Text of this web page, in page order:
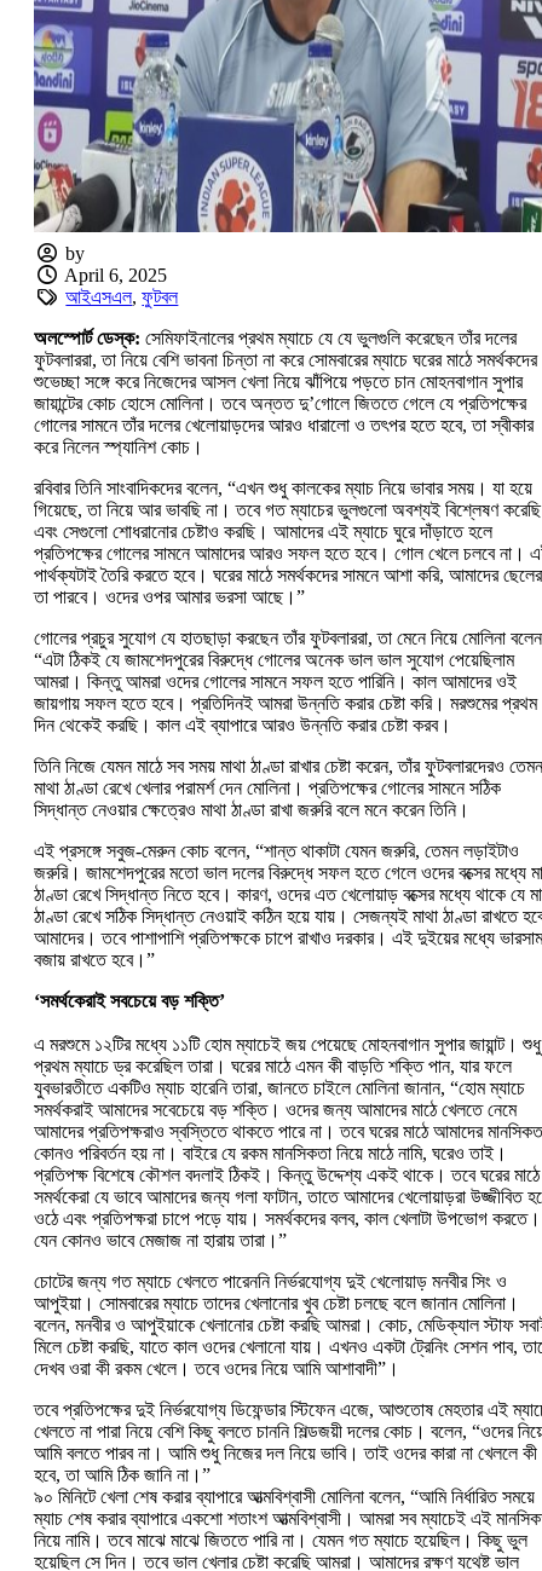
by
April 6, 2025
আইএসএল,ফুটবল
অলস্পোর্ট ডেস্ক: সেমিফাইনালের প্রথম ম্যাচে যে যে ভুলগুলি করেছেন তাঁর দলের
ফুটবলাররা, তা নিয়ে বেশি ভাবনা চিন্তা না করে সোমবারের ম্যাচে ঘরের মাঠে সমর্থকদের
শুভেচ্ছা সঙ্গে করে নিজেদের আসল খেলা নিয়ে ঝাঁপিয়ে পড়তে চান মোহনবাগান সুপার
জায়ান্টের কোচ হোসে মোলিনা। তবে অন্তত দু’গোলে জিততে গেলে যে প্রতিপক্ষের
গোলের সামনে তাঁর দলের খেলোয়াড়দের আরও ধারালো ও তৎপর হতে হবে, তা স্বীকার
করে নিলেন স্প্যানিশ কোচ।
রবিবার তিনি সাংবাদিকদের বলেন, “এখন শুধু কালকের ম্যাচ নিয়ে ভাবার সময়। যা হয়ে
গিয়েছে, তা নিয়ে আর ভাবছি না। তবে গত ম্যাচের ভুলগুলো অবশ্যই বিশ্লেষণ করেছি
এবং সেগুলো শোধরানোর চেষ্টাও করছি। আমাদের এই ম্যাচে ঘুরে দাঁড়াতে হলে
প্রতিপক্ষের গোলের সামনে আমাদের আরও সফল হতে হবে। গোল খেলে চলবে না।
পার্থক্যটাই তৈরি করতে হবে। ঘরের মাঠে সমর্থকদের সামনে আশা করি, আমাদের
তা পারবে। ওদের ওপর আমার ভরসা আছে।”
গোলের প্রচুর সুযোগ যে হাতছাড়া করছেন তাঁর ফুটবলাররা, তা মেনে নিয়ে মোলিনা
“এটা ঠিকই যে জামশেদপুরের বিরুদ্ধে গোলের অনেক ভাল ভাল সুযোগ পেয়েছিলাম
আমরা। কিন্তু আমরা ওদের গোলের সামনে সফল হতে পারিনি। কাল আমাদের ওই
জায়গায় সফল হতে হবে। প্রতিদিনই আমরা উন্নতি করার চেষ্টা করি। মরশুমের প্রথম
দিন থেকেই করছি। কাল এই ব্যাপারে আরও উন্নতি করার চেষ্টা করব।
তিনি নিজে যেমন মাঠে সব সময় মাথা ঠাণ্ডা রাখার চেষ্টা করেন, তাঁর ফুটবলারদেরও
মাথা ঠাণ্ডা রেখে খেলার পরামর্শ দেন মোলিনা। প্রতিপক্ষের গোলের সামনে সঠিক
সিদ্ধান্ত নেওয়ার ক্ষেত্রেও মাথা ঠাণ্ডা রাখা জরুরি বলে মনে করেন তিনি।
এই প্রসঙ্গে সবুজ-মেরুন কোচ বলেন, “শান্ত থাকাটা যেমন জরুরি, তেমন লড়াইটাও
জরুরি। জামশেদপুরের মতো ভাল দলের বিরুদ্ধে সফল হতে গেলে ওদের বক্সের মধ্যে
ঠাণ্ডা রেখে সিদ্ধান্ত নিতে হবে। কারণ, ওদের এত খেলোয়াড় বক্সের মধ্যে থাকে যে
ঠাণ্ডা রেখে সঠিক সিদ্ধান্ত নেওয়াই কঠিন হয়ে যায়। সেজন্যই মাথা ঠাণ্ডা রাখতে
আমাদের। তবে পাশাপাশি প্রতিপক্ষকে চাপে রাখাও দরকার। এই দুইয়ের মধ্যে
বজায় রাখতে হবে।”
‘সমর্থকেরাই সবচেয়ে বড় শক্তি’
এ মরশুমে ১২টির মধ্যে ১১টি হোম ম্যাচেই জয় পেয়েছে মোহনবাগান সুপার জায়ান্ট। শুধু
প্রথম ম্যাচে ড্র করেছিল তারা। ঘরের মাঠে এমন কী বাড়তি শক্তি পান, যার ফলে
যুবভারতীতে একটিও ম্যাচ হারেনি তারা, জানতে চাইলে মোলিনা জানান, “হোম ম্যাচে
সমর্থকরাই আমাদের সবেচেয়ে বড় শক্তি। ওদের জন্য আমাদের মাঠে খেলতে নেমে
আমাদের প্রতিপক্ষরাও স্বস্তিতে থাকতে পারে না। তবে ঘরের মাঠে আমাদের
কোনও পরিবর্তন হয় না। বাইরে যে রকম মানসিকতা নিয়ে মাঠে নামি, ঘরেও তাই।
প্রতিপক্ষ বিশেষে কৌশল বদলাই ঠিকই। কিন্তু উদ্দেশ্য একই থাকে। তবে ঘরের মাঠে
সমর্থকেরা যে ভাবে আমাদের জন্য গলা ফাটান, তাতে আমাদের খেলোয়াড়রা উজ্জীবিত
ওঠে এবং প্রতিপক্ষরা চাপে পড়ে যায়। সমর্থকদের বলব, কাল খেলাটা উপভোগ করতে।
যেন কোনও ভাবে মেজাজ না হারায় তারা।”
চোটের জন্য গত ম্যাচে খেলতে পারেননি নির্ভরযোগ্য দুই খেলোয়াড় মনবীর সিং ও
আপুইয়া। সোমবারের ম্যাচে তাদের খেলানোর খুব চেষ্টা চলছে বলে জানান মোলিনা।
বলেন, মনবীর ও আপুইয়াকে খেলানোর চেষ্টা করছি আমরা। কোচ, মেডিক্যাল স্টাফ
মিলে চেষ্টা করছি, যাতে কাল ওদের খেলানো যায়। এখনও একটা ট্রেনিং সেশন পাব,
দেখব ওরা কী রকম খেলে। তবে ওদের নিয়ে আমি আশাবাদী”।
তবে প্রতিপক্ষের দুই নির্ভরযোগ্য ডিফেন্ডার স্টিফেন এজে, আশুতোষ মেহতার এই
খেলতে না পারা নিয়ে বেশি কিছু বলতে চাননি শিল্ডজয়ী দলের কোচ। বলেন, “ওদের
আমি বলতে পারব না। আমি শুধু নিজের দল নিয়ে ভাবি। তাই ওদের কারা না খেললে কী
হবে, তা আমি ঠিক জানি না।”
৯০ মিনিটে খেলা শেষ করার ব্যাপারে আত্মবিশ্বাসী মোলিনা বলেন, “আমি নির্ধারিত সময়ে
ম্যাচ শেষ করার ব্যাপারে একশো শতাংশ আত্মবিশ্বাসী। আমরা সব ম্যাচেই এই
নিয়ে নামি। তবে মাঝে মাঝে জিততে পারি না। যেমন গত ম্যাচে হয়েছিল। কিছু ভুল
হয়েছিল সে দিন। তবে ভাল খেলার চেষ্টা করেছি আমরা। আমাদের রক্ষণ যথেষ্ট ভাল